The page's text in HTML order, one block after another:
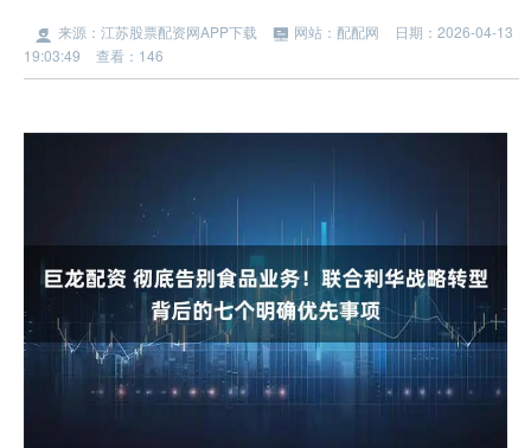
来源：江苏股票配资网APP下载 网站：配配网
日期：2026-04-13
19:03:49
查看：146